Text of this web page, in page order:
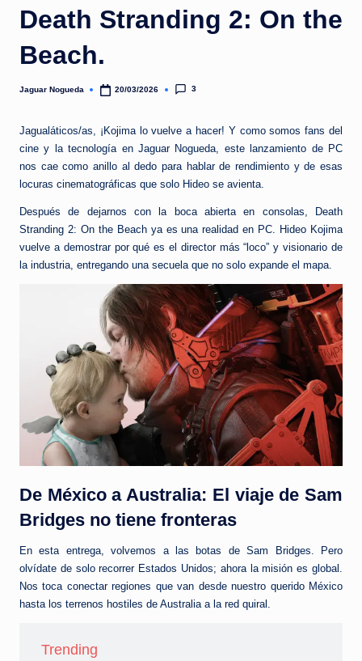
Death Stranding 2: On the
Beach.
Publicado
Jaguar Nogueda 20/03/2026 3
Jagualáticos/as, ¡Kojima lo vuelve a hacer! Y como somos fans del
cine y la tecnología en Jaguar Nogueda, este lanzamiento de PC
nos cae como anillo al dedo para hablar de rendimiento y de esas
locuras cinematográficas que solo Hideo se avienta.
Después de dejarnos con la boca abierta en consolas, Death
Stranding 2: On the Beach ya es una realidad en PC. Hideo Kojima
vuelve a demostrar por qué es el director más “loco” y visionario de
la industria, entregando una secuela que no solo expande el mapa.
De México a Australia: El viaje de Sam
Bridges no tiene fronteras
En esta entrega, volvemos a las botas de Sam Bridges. Pero
olvídate de solo recorrer Estados Unidos; ahora la misión es global.
Nos toca conectar regiones que van desde nuestro querido México
hasta los terrenos hostiles de Australia a la red quiral.
Trending